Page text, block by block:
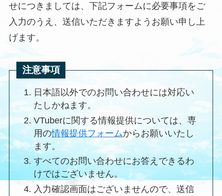
せにつきましては、下記フォームに必要事項をご
入力のうえ、送信いただきますようお願い申し上
げます。
注意事項
日本語以外でのお問い合わせには対応い
たしかねます。
VTuberに関する情報提供については、専
用の情報提供フォームからお願いいたし
ます。
すべてのお問い合わせにお答えできるわ
けではございません。
入力確認画面はございませんので、送信